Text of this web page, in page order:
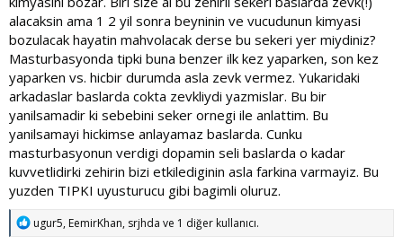
alacaksin ama 1 2 yil sonra beyninin ve vucudunun kimyasi
bozulacak hayatin mahvolacak derse bu sekeri yer miydiniz?
Masturbasyonda tipki buna benzer ilk kez yaparken, son kez
yaparken vs. hicbir durumda asla zevk vermez. Yukaridaki
arkadaslar baslarda cokta zevkliydi yazmislar. Bu bir
yanilsamadir ki sebebini seker ornegi ile anlattim. Bu
yanilsamayi hickimse anlayamaz baslarda. Cunku
masturbasyonun verdigi dopamin seli baslarda o kadar
kuvvetlidirki zehirin bizi etkilediginin asla farkina varmayiz. Bu
yuzden TIPKI uyusturucu gibi bagimli oluruz.
T
ugur5,EemirKhan, srjhda ve 1 diğer kullanıcı.